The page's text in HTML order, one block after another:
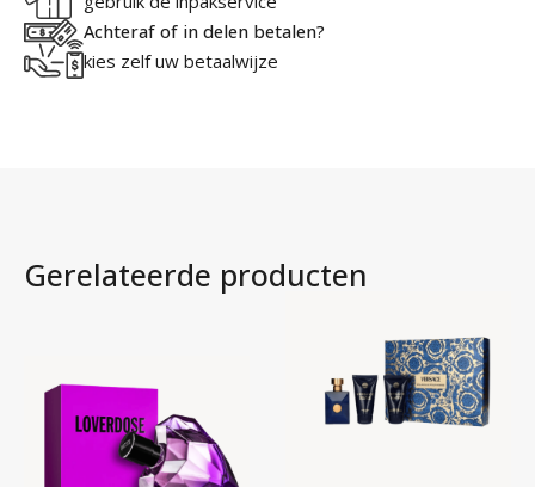
Achteraf of in delen betalen?
kies zelf uw betaalwijze
Gerelateerde producten